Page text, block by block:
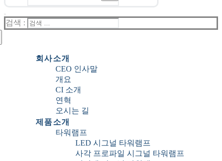
검색 :
회사소개
CEO 인사말
개요
CI 소개
연혁
오시는 길
제품소개
타워램프
LED 시그널 타워램프
사각 프로파일 시그널 타워램프